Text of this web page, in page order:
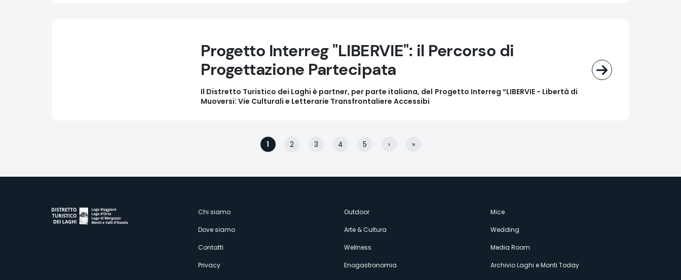
Progetto Interreg "LIBERVIE": il Percorso di
Progettazione Partecipata
Il Distretto Turistico dei Laghi è partner, per parte italiana, del Progetto Interreg “LIBERVIE - Libertà di
Muoversi: Vie Culturali e Letterarie Transfrontaliere Accessibi
Page
1 Page
2 Page
3 Page
4 Page
5
Pagina
›
Ultima
»
Menù
secondario
Chi siamo
Dove siamo
Contatti
Privacy
Outdoor
Arte & Cultura
Wellness
Enogastronomia
Mice
Wedding
Media Room
Archivio Laghi e Monti Today